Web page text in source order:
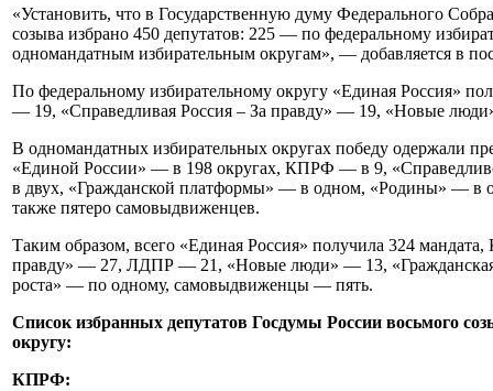
«Установить, что в Государственную думу Федерального
созыва избрано 450 депутатов: 225 — по федеральному
одномандатным избирательным округам», — добавляется в
По федеральному избирательному округу «Единая Россия»
— 19, «Справедливая Россия – За правду» — 19, «Новые
В одномандатных избирательных округах победу одержали
«Единой России» — в 198 округах, КПРФ — в 9,
в двух, «Гражданской платформы» — в одном, «Родины» — в
также пятеро самовыдвиженцев.
Таким образом, всего «Единая Россия» получила 324
правду» — 27, ЛДПР — 21, «Новые люди» — 13, «Гражданская
роста» — по одному, самовыдвиженцы — пять.
Список избранных депутатов Госдумы России восьмого
округу:
КПРФ: